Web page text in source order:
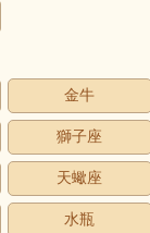
金牛
獅子座
天蠍座
水瓶